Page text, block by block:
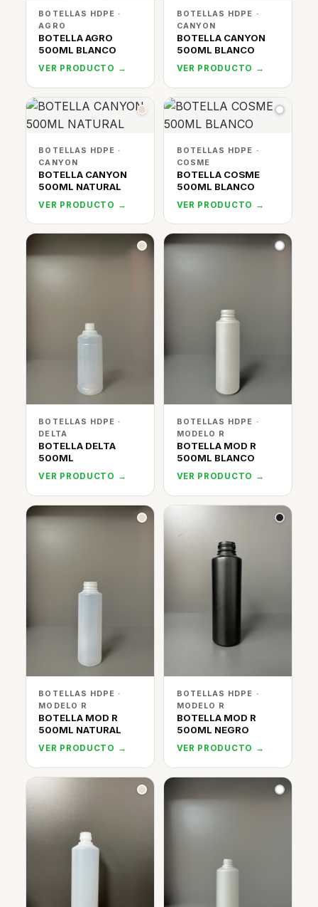
BOTELLAS HDPE ·
AGRO
BOTELLA AGRO
500ML BLANCO
VER PRODUCTO →
BOTELLAS HDPE ·
CANYON
BOTELLA CANYON
500ML BLANCO
VER PRODUCTO →
BOTELLAS HDPE ·
CANYON
BOTELLA CANYON
500ML NATURAL
VER PRODUCTO →
BOTELLAS HDPE ·
COSME
BOTELLA COSME
500ML BLANCO
VER PRODUCTO →
BOTELLAS HDPE ·
DELTA
BOTELLA DELTA
500ML
VER PRODUCTO →
BOTELLAS HDPE ·
MODELO R
BOTELLA MOD R
500ML BLANCO
VER PRODUCTO →
BOTELLAS HDPE ·
MODELO R
BOTELLA MOD R
500ML NATURAL
VER PRODUCTO →
BOTELLAS HDPE ·
MODELO R
BOTELLA MOD R
500ML NEGRO
VER PRODUCTO →